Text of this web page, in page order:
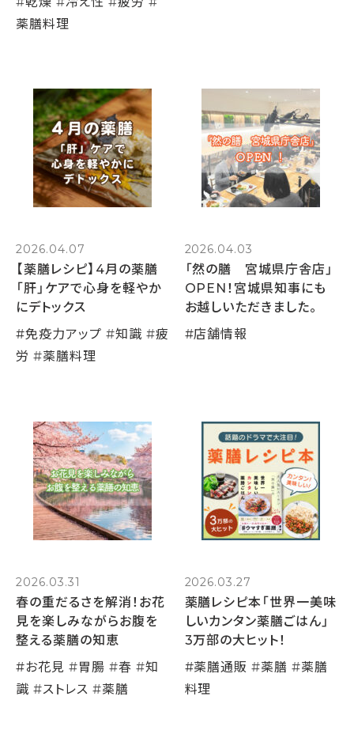
薬膳料理
2026.04.07
【薬膳レシピ】4月の薬膳
「肝」ケアで心身を軽やか
にデトックス
#免疫力アップ #知識 #疲
労 #薬膳料理
2026.04.03
「然の膳 宮城県庁舎店」
OPEN！宮城県知事にも
お越しいただきました。
#店舗情報
2026.03.31
春の重だるさを解消！お花
見を楽しみながらお腹を
整える薬膳の知恵
#お花見 #胃腸 #春 #知
識 #ストレス #薬膳
2026.03.27
薬膳レシピ本「世界一美味
しいカンタン薬膳ごはん」
3万部の大ヒット！
#薬膳通販 #薬膳 #薬膳
料理